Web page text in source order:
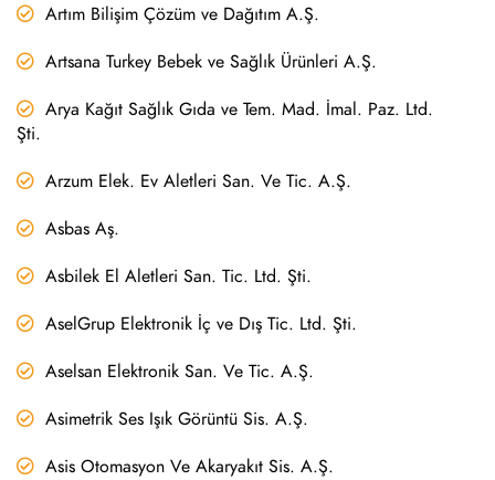
Artım Bilişim Çözüm ve Dağıtım A.Ş.
Artsana Turkey Bebek ve Sağlık Ürünleri A.Ş.
Arya Kağıt Sağlık Gıda ve Tem. Mad. İmal. Paz. Ltd.
Şti.
Arzum Elek. Ev Aletleri San. Ve Tic. A.Ş.
Asbas Aş.
Asbilek El Aletleri San. Tic. Ltd. Şti.
AselGrup Elektronik İç ve Dış Tic. Ltd. Şti.
Aselsan Elektronik San. Ve Tic. A.Ş.
Asimetrik Ses Işık Görüntü Sis. A.Ş.
Asis Otomasyon Ve Akaryakıt Sis. A.Ş.